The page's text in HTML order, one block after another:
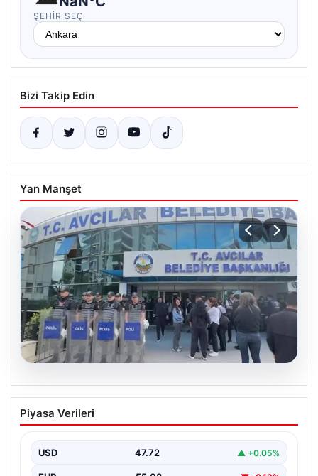
ŞEHIR SEÇ
Bizi Takip Edin
Yan Manşet
05.08.2026
Avcılar Belediyesi’ne operasyon. 12
şüpheli gözaltına alındı
12 Şüpheli Gözaltına Alındı", "content": "İstanbul'un
önemli ilçelerinden Avcılar'da…
Piyasa Verileri
USD 47.72 ▲ +0.05%